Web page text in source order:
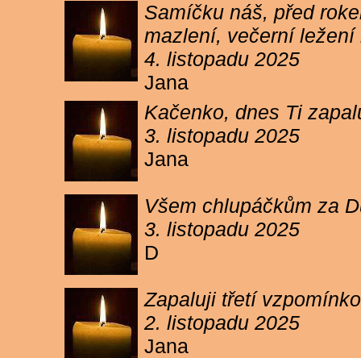
Samíčku náš, před
mazlení, večerní
4. listopadu 2025
Jana
Kačenko, dnes Ti
3. listopadu 2025
Jana
Všem chlupáčkům za
3. listopadu 2025
D
Zapaluji třetí
2. listopadu 2025
Jana